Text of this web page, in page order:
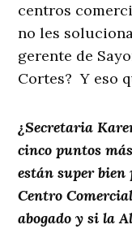
centros
no les
gerente de
Cortes? Y eso
¿Secretaria
cinco puntos
están super bien
Centro
abogado y si la